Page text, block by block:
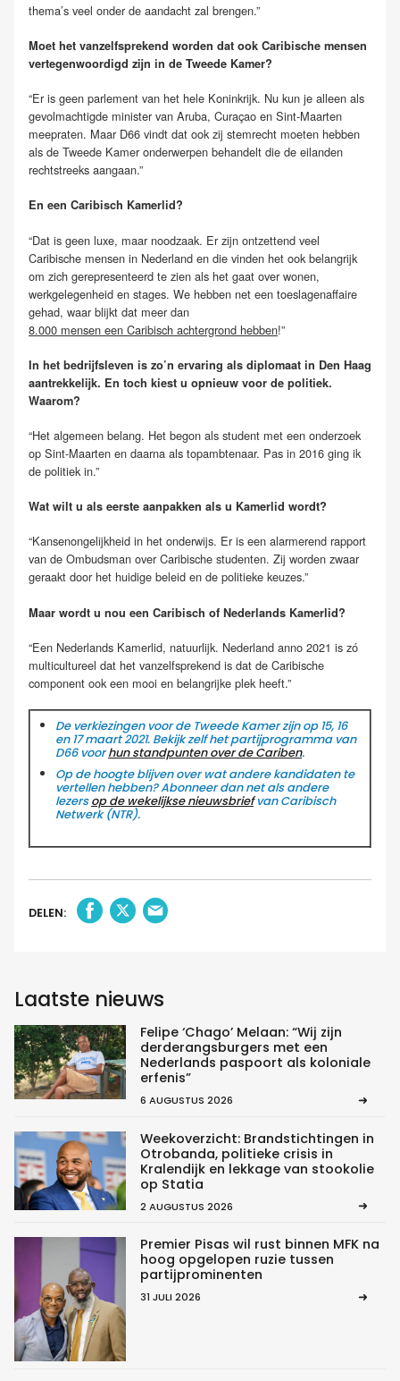
thema’s veel onder de aandacht zal brengen.”
Moet het vanzelfsprekend worden dat ook Caribische mensen
vertegenwoordigd zijn in de Tweede Kamer?
“Er is geen parlement van het hele Koninkrijk. Nu kun je alleen als
gevolmachtigde minister van Aruba, Curaçao en Sint-Maarten
meepraten. Maar D66 vindt dat ook zij stemrecht moeten hebben
als de Tweede Kamer onderwerpen behandelt die de eilanden
rechtstreeks aangaan.”
En een Caribisch Kamerlid?
“Dat is geen luxe, maar noodzaak. Er zijn ontzettend veel
Caribische mensen in Nederland en die vinden het ook belangrijk
om zich gerepresenteerd te zien als het gaat over wonen,
werkgelegenheid en stages. We hebben net een toeslagenaffaire
gehad, waar blijkt dat meer dan
8.000 mensen een Caribisch achtergrond hebben!”
In het bedrijfsleven is zo’n ervaring als diplomaat in Den Haag
aantrekkelijk. En toch kiest u opnieuw voor de politiek.
Waarom?
“Het algemeen belang. Het begon als student met een onderzoek
op Sint-Maarten en daarna als topambtenaar. Pas in 2016 ging ik
de politiek in.”
Wat wilt u als eerste aanpakken als u Kamerlid wordt?
“Kansenongelijkheid in het onderwijs. Er is een alarmerend rapport
van de Ombudsman over Caribische studenten. Zij worden zwaar
geraakt door het huidige beleid en de politieke keuzes.”
Maar wordt u nou een Caribisch of Nederlands Kamerlid?
“Een Nederlands Kamerlid, natuurlijk. Nederland anno 2021 is zó
multicultureel dat het vanzelfsprekend is dat de Caribische
component ook een mooi en belangrijke plek heeft.”
De verkiezingen voor de Tweede Kamer zijn op 15, 16
en 17 maart 2021. Bekijk zelf het partijprogramma van
D66 voorhun standpunten over de Cariben.
Op de hoogte blijven over wat andere kandidaten te
vertellen hebben? Abonneer dan net als andere
lezersop de wekelijkse nieuwsbriefvan Caribisch
Netwerk (NTR).
DELEN:
Laatste nieuws
Felipe ‘Chago’ Melaan: “Wij zijn
derderangsburgers met een
Nederlands paspoort als koloniale
erfenis”
6 AUGUSTUS 2026
Weekoverzicht: Brandstichtingen in
Otrobanda, politieke crisis in
Kralendijk en lekkage van stookolie
op Statia
2 AUGUSTUS 2026
Premier Pisas wil rust binnen MFK na
hoog opgelopen ruzie tussen
partijprominenten
31 JULI 2026